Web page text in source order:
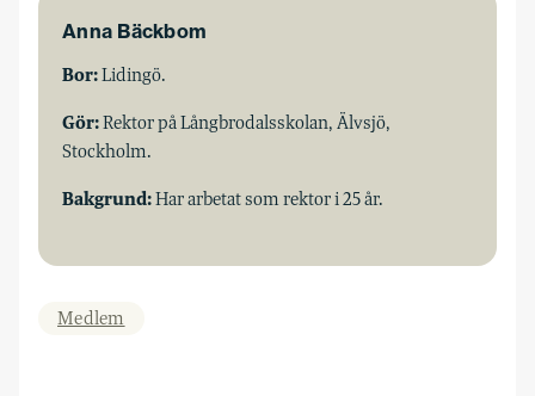
Anna Bäckbom
Bor:Lidingö.
Gör:Rektor på Långbrodalsskolan, Älvsjö,
Stockholm.
Bakgrund:Har arbetat som rektor i 25 år.
Medlem